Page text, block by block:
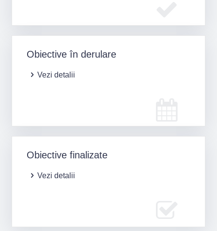
Obiective în derulare
Vezi detalii
Obiective finalizate
Vezi detalii